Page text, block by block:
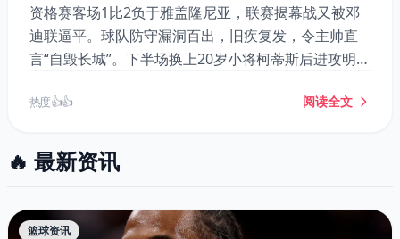
资格赛客场1比2负于雅盖隆尼亚，联赛揭幕战又被邓
迪联逼平。球队防守漏洞百出，旧疾复发，令主帅直
言“自毁长城”。下半场换上20岁小将柯蒂斯后进攻明显
热度 👍👍 阅读全文
🔥 最新资讯
篮球资讯